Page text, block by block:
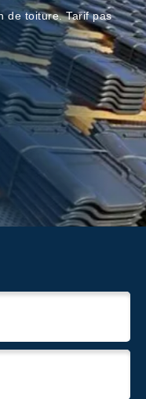
de toiture. Tarif pas